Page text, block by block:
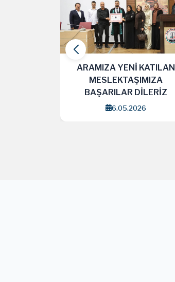
ARAMIZA YENİ KATILAN
MESLEKTAŞLARIMIZA
BAŞARILAR DİLERİZ
29.04.2026